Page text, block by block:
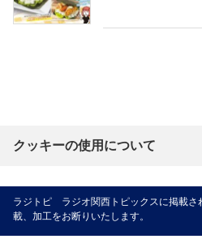
クッキーの使用について
ラジトピ ラジオ関西トピックスに掲載さ
載、加工をお断りいたします。